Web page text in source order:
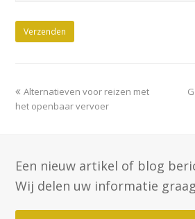
previous
post:
Alternatieven voor reizen met
het openbaar vervoer
Een nieuw artikel of blog
Wij delen uw informatie